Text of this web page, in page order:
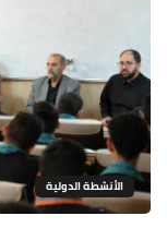
الأنشطة الدولية